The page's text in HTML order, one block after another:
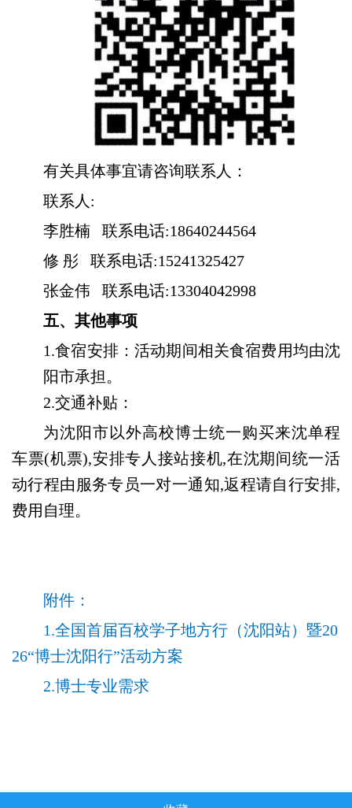
有关具体事宜请咨询联系人：
联系人:
李胜楠 联系电话:18640244564
修 彤 联系电话:15241325427
张金伟 联系电话:13304042998
五、 其他事项
1.食宿安排：活动期间相关食宿费用均由沈
阳市承担。
2.交通补贴：
为沈阳市以外高校博士统一购买来沈单程
车票(机票),安排专人接站接机,在沈期间统一活
动行程由服务专员一对一通知,返程请自行安排,
费用自理。
附件：
1.全国首届百校学子地方行（沈阳站）暨20
26“博士沈阳行”活动方案
2.博士专业需求